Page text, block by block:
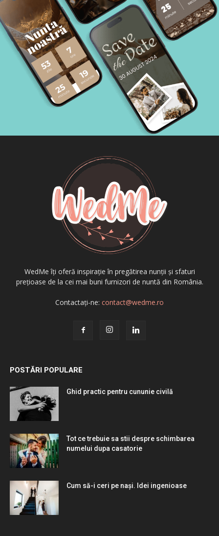
WedMe îți oferă inspirație în pregătirea nunții și sfaturi
prețioase de la cei mai buni furnizori de nuntă din România.
Contactați-ne: contact@wedme.ro
POSTĂRI POPULARE
Ghid practic pentru cununie civilă
Tot ce trebuie sa stii despre schimbarea
numelui dupa casatorie
Cum să-i ceri pe nași. Idei ingenioase